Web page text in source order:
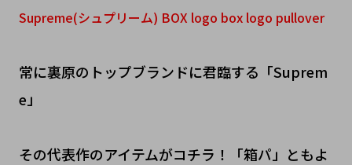
Supreme(シュプリーム) BOX logo box logo pullover
常に裏原のトップブランドに君臨する「Suprem
e」
その代表作のアイテムがコチラ！「箱パ」ともよ